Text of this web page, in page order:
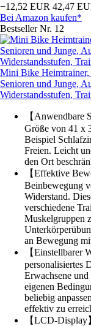
−12,52 EUR 42,47
Bei Amazon kaufen*
Bestseller Nr. 12
Mini Bike Heimtrainer,
Senioren und Junge,
Widerstandsstufen,
【Anwendbare
Größe von 41 x
Beispiel
Freien. Leicht
den Ort
【Effektive
Beinbewegung
Widerstand.
verschiedene
Muskelgruppen
an Bewegung
【Einstellbarer
personalisiertes
Erwachsene und
eigenen
beliebig
effektiv zu
【LCD-